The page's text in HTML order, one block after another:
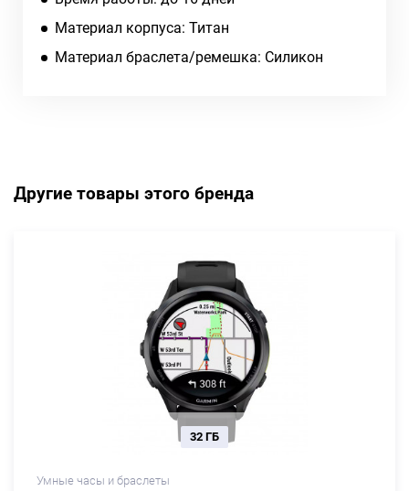
Материал корпуса: Титан
Материал браслета/ремешка: Силикон
Другие товары этого бренда
Умные часы и браслеты
32 ГБ